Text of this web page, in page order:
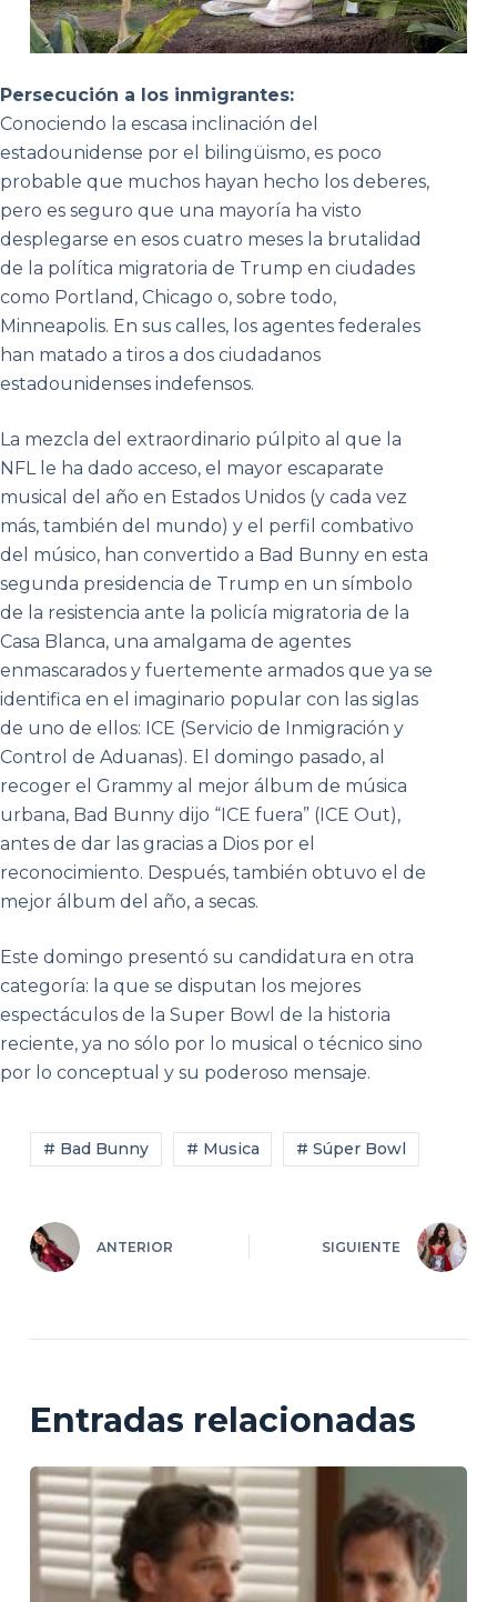
Persecución a los inmigrantes:
Conociendo la escasa inclinación del
estadounidense por el bilingüismo, es poco
probable que muchos hayan hecho los deberes,
pero es seguro que una mayoría ha visto
desplegarse en esos cuatro meses la brutalidad
de la política migratoria de Trump en ciudades
como Portland, Chicago o, sobre todo,
Minneapolis. En sus calles, los agentes federales
han matado a tiros a dos ciudadanos
estadounidenses indefensos.
La mezcla del extraordinario púlpito al que la
NFL le ha dado acceso, el mayor escaparate
musical del año en Estados Unidos (y cada vez
más, también del mundo) y el perfil combativo
del músico, han convertido a Bad Bunny en esta
segunda presidencia de Trump en un símbolo
de la resistencia ante la policía migratoria de la
Casa Blanca, una amalgama de agentes
enmascarados y fuertemente armados que ya se
identifica en el imaginario popular con las siglas
de uno de ellos: ICE (Servicio de Inmigración y
Control de Aduanas). El domingo pasado, al
recoger el Grammy al mejor álbum de música
urbana, Bad Bunny dijo “ICE fuera” (ICE Out),
antes de dar las gracias a Dios por el
reconocimiento. Después, también obtuvo el de
mejor álbum del año, a secas.
Este domingo presentó su candidatura en otra
categoría: la que se disputan los mejores
espectáculos de la Super Bowl de la historia
reciente, ya no sólo por lo musical o técnico sino
por lo conceptual y su poderoso mensaje.
# Bad Bunny # Musica # Súper Bowl
ANTERIOR SIGUIENTE
Entradas relacionadas